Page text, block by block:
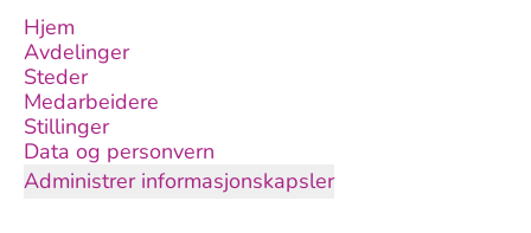
Hjem
Avdelinger
Steder
Medarbeidere
Stillinger
Data og personvern
Administrer informasjonskapsler